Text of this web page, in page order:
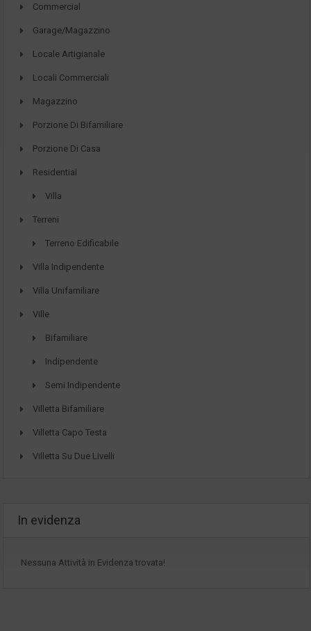
Commercial
Garage/Magazzino
Locale Artigianale
Locali Commerciali
Magazzino
Porzione Di Bifamiliare
Porzione Di Casa
Residential
Villa
Terreni
Terreno Edificabile
Villa Indipendente
Villa Unifamiliare
Ville
Bifamiliare
Indipendente
Semi Indipendente
Villetta Bifamiliare
Villetta Capo Testa
Villetta Su Due Livelli
In evidenza
Nessuna Attività in Evidenza trovata!